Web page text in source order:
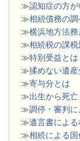
≫認知症の方
≫相続債務の調
≫横浜地方法
≫相続税の課税
≫特別受益とは
≫揉めない遺
≫寄与分とは
≫出生から死
≫調停・審判
≫遺言書によ
≫相続による